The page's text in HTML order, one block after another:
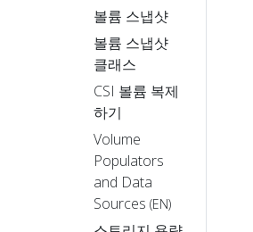
볼륨 스냅샷
볼륨 스냅샷
클래스
CSI 볼륨 복제
하기
Volume
Populators
and Data
Sources (EN)